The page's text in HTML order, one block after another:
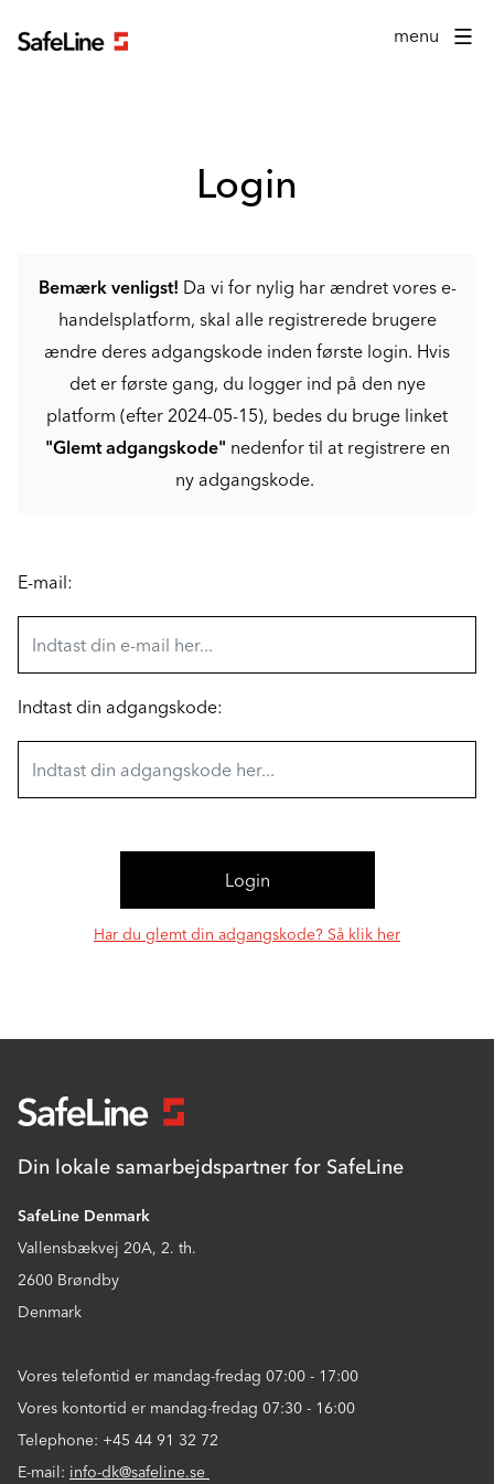
menu
Login
Bemærk venligst! Da vi for nylig har ændret vores e-
handelsplatform, skal alle registrerede brugere
ændre deres adgangskode inden første login. Hvis
det er første gang, du logger ind på den nye
platform (efter 2024-05-15), bedes du bruge linket
"Glemt adgangskode" nedenfor til at registrere en
ny adgangskode.
Login formular
E-mail:
Indtast din adgangskode:
Har du glemt din adgangskode? Så klik her
Din lokale samarbejdspartner for SafeLine
SafeLine Denmark
Vallensbækvej 20A, 2. th.
2600 Brøndby
Denmark
Vores telefontid er mandag-fredag 07:00 - 17:00
Vores kontortid er mandag-fredag 07:30 - 16:00
Telephone: +45 44 91 32 72
E-mail: info-dk@safeline.se